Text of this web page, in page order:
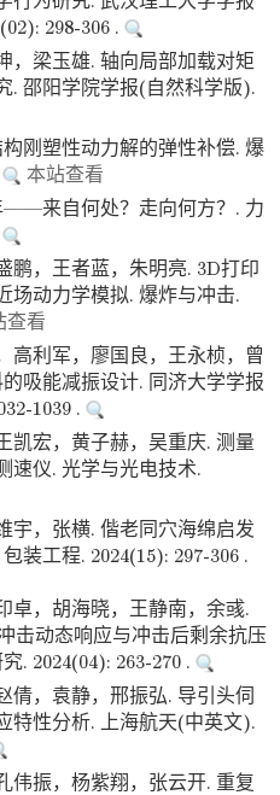
298-306 .
，梁玉雄. 轴向局部加载对矩
. 邵阳学院学报(自然科学版).
刚塑性动力解的弹性补偿. 爆
本站查看
——来自何处？走向何方？. 力
鹏，王者蓝，朱明亮. 3D打印
场动力学模拟. 爆炸与冲击.
查看
高利军，廖国良，王永桢，曾
吸能减振设计. 同济大学学报
1039 .
凯宏，黄子赫，吴重庆. 测量
速仪. 光学与光电技术.
宇，张横. 偕老同穴海绵启发
装工程. 2024(15): 297-306 .
卓，胡海晓，王静南，余彧.
击动态响应与冲击后剩余抗压
. 2024(04): 263-270 .
倩，袁静，邢振弘. 导引头伺
特性分析. 上海航天(中英文).
伟振，杨紫翔，张云开. 重复